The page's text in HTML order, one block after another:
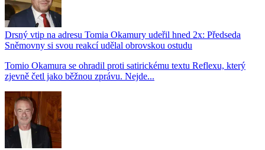
Drsný vtip na adresu Tomia Okamury udeřil hned 2x: Předseda
Sněmovny si svou reakcí udělal obrovskou ostudu
Tomio Okamura se ohradil proti satirickému textu Reflexu, který
zjevně četl jako běžnou zprávu. Nejde...